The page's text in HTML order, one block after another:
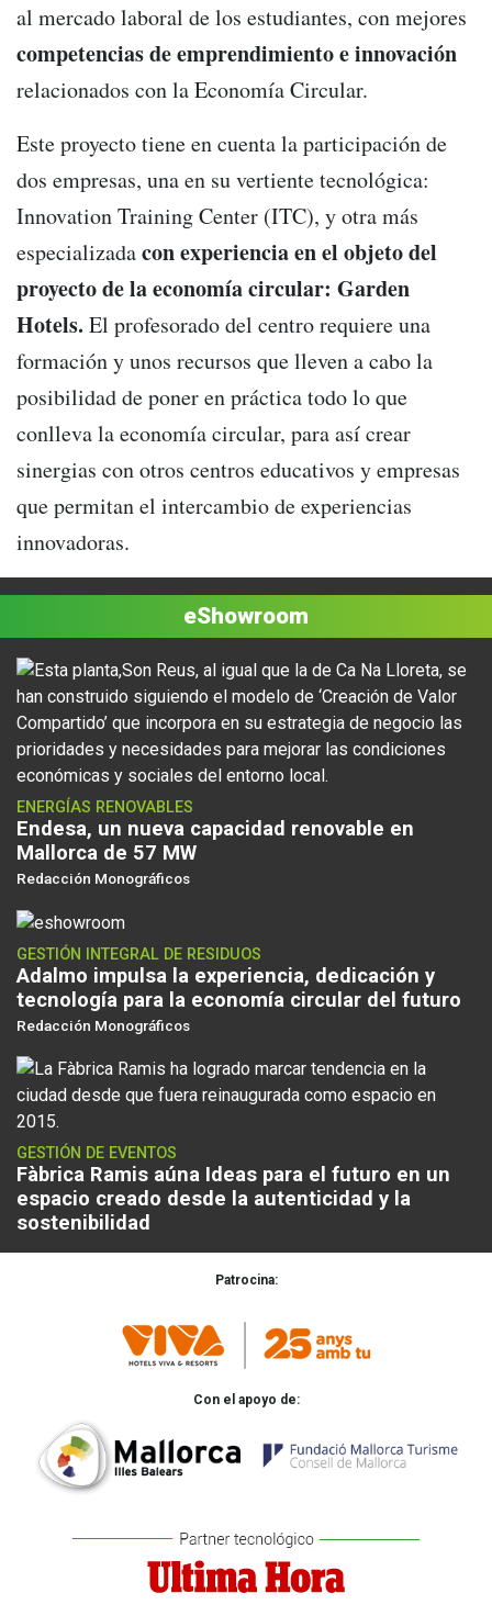
al mercado laboral de los estudiantes, con mejores
competencias de emprendimiento e innovación
relacionados con la Economía Circular.
Este proyecto tiene en cuenta la participación de
dos empresas, una en su vertiente tecnológica:
Innovation Training Center (ITC), y otra más
especializadacon experiencia en el objeto del
proyecto de la economía circular: Garden
Hotels. El profesorado del centro requiere una
formación y unos recursos que lleven a cabo la
posibilidad de poner en práctica todo lo que
conlleva la economía circular, para así crear
sinergias con otros centros educativos y empresas
que permitan el intercambio de experiencias
innovadoras.
eShowroom
ENERGÍAS RENOVABLES
Endesa, un nueva capacidad renovable en
Mallorca de 57 MW
Redacción Monográficos
GESTIÓN INTEGRAL DE RESIDUOS
Adalmo impulsa la experiencia, dedicación y
tecnología para la economía circular del futuro
Redacción Monográficos
GESTIÓN DE EVENTOS
Fàbrica Ramis aúna Ideas para el futuro en un
espacio creado desde la autenticidad y la
sostenibilidad
Patrocina:
Con el apoyo de: